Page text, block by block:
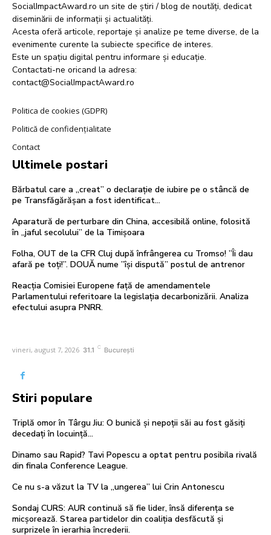
SocialImpactAward.ro un site de știri / blog de noutăți, dedicat
diseminării de informații și actualități.
Acesta oferă articole, reportaje și analize pe teme diverse, de la
evenimente curente la subiecte specifice de interes.
Este un spațiu digital pentru informare și educație.
Contactati-ne oricand la adresa:
contact@SocialImpactAward.ro
Politica de cookies (GDPR)
Politică de confidențialitate
Contact
Ultimele postari
Bărbatul care a „creat” o declarație de iubire pe o stâncă de
pe Transfăgărășan a fost identificat…
Aparatură de perturbare din China, accesibilă online, folosită
în „jaful secolului” de la Timișoara
Folha, OUT de la CFR Cluj după înfrângerea cu Tromso! ”Îi dau
afară pe toți!”. DOUĂ nume ”își dispută” postul de antrenor
Reacția Comisiei Europene față de amendamentele
Parlamentului referitoare la legislația decarbonizării. Analiza
efectului asupra PNRR.
vineri, august 7, 2026 31.1 C București
Stiri populare
Triplă omor în Târgu Jiu: O bunică și nepoții săi au fost găsiți
decedați în locuință…
Dinamo sau Rapid? Tavi Popescu a optat pentru posibila rivală
din finala Conference League.
Ce nu s-a văzut la TV la „ungerea” lui Crin Antonescu
Sondaj CURS: AUR continuă să fie lider, însă diferența se
micșorează. Starea partidelor din coaliția desfăcută și
surprizele în ierarhia încrederii.